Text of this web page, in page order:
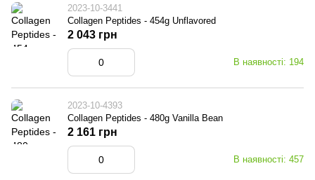
2023-10-3441
Collagen Peptides - 454g Unflavored
В наявності: 194
2 043 грн
2023-10-4393
Collagen Peptides - 480g Vanilla Bean
В наявності: 457
2 161 грн